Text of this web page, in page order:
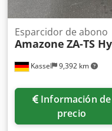
Kassel 9,392 km
Esparcidor de abono
Amazone ZA-TS
Información de
precio